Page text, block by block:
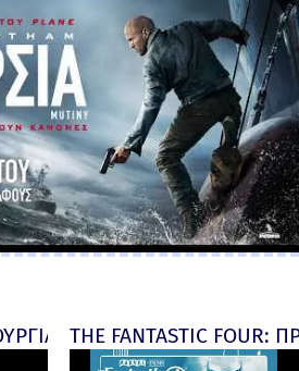
ΜΕΡΑ (Spider-Man:
THE FANTASTIC